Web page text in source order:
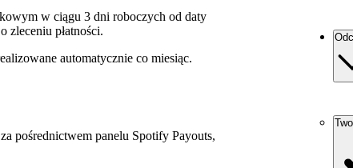
w ciągu 3 dni roboczych od daty
zleceniu płatności.
automatycznie co miesiąc.
pośrednictwem panelu Spotify Payouts,